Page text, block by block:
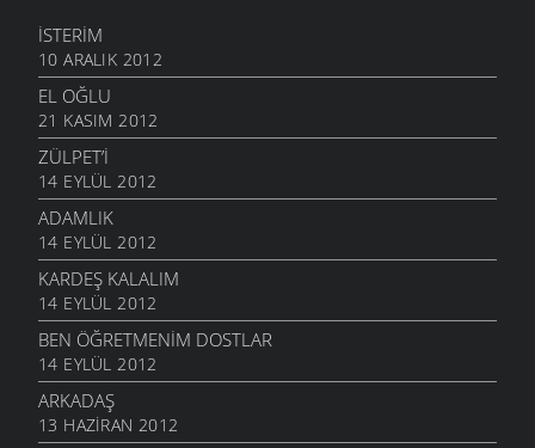
İSTERIM
10 ARALIK 2012
EL OĞLU
21 KASIM 2012
ZÜLPET’I
14 EYLÜL 2012
ADAMLIK
14 EYLÜL 2012
KARDEŞ KALALIM
14 EYLÜL 2012
BEN ÖĞRETMENIM DOSTLAR
14 EYLÜL 2012
ARKADAŞ
13 HAZIRAN 2012